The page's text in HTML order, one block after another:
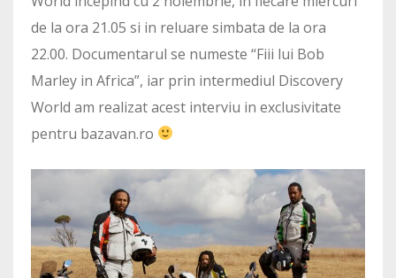
de la ora 21.05 si in reluare simbata de la ora
22.00. Documentarul se numeste “Fiii lui Bob
Marley in Africa”, iar prin intermediul Discovery
World am realizat acest interviu in exclusivitate
pentru bazavan.ro